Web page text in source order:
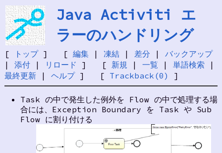
Java Activiti エ
ラーのハンドリング
[ トップ] [ 編集| 凍結| 差分 | バックアップ
| 添付| リロード ] [ 新規 | 一覧 | 単語検索 |
最終更新| ヘルプ] [ Trackback(0) ]
Task の中で発生した例外を Flow の中で処理する場
合には、Exception Boundary を Task や Sub
Flow に割り付ける